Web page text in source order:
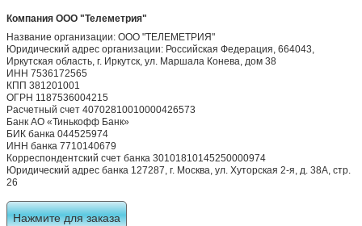
Компания ООО "Телеметрия"
Название организации: ООО "ТЕЛЕМЕТРИЯ"
Юридический адрес организации: Российская Федерация, 664043,
Иркутская область, г. Иркутск, ул. Маршала Конева, дом 38
ИНН 7536172565
КПП 381201001
ОГРН 1187536004215
Расчетный счет 40702810010000426573
Банк АО «Тинькофф Банк»
БИК банка 044525974
ИНН банка 7710140679
Корреспондентский счет банка 30101810145250000974
Юридический адрес банка 127287, г. Москва, ул. Хуторская 2-я, д. 38А, стр.
26
Нажмите для заказа